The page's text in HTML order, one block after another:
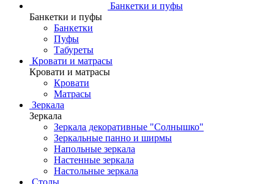
Банкетки и пуфы
Банкетки и пуфы
Банкетки
Пуфы
Табуреты
Кровати и матрасы
Кровати и матрасы
Кровати
Матрасы
Зеркала
Зеркала
Зеркала декоративные "Солнышко"
Зеркальные панно и ширмы
Напольные зеркала
Настенные зеркала
Настольные зеркала
Столы